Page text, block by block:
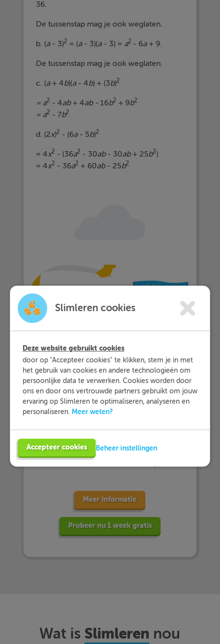
36.
De tussenstap mag je ook weglaten.
b. (a- 3)2 = (a- 3)(a- 3) = a2 - 6a+ 9.
De tussenstap mag je ook weglaten.
c. (a + 4b)(a- 4b) + (3b)2
= a2 - 4ab+ 4ab - 16b2 + 9b2
= a2 - 7b2
d. (2x)2 - (6a- 5b)2
= 4x2 - (36a2 - 30ab- 30ab + 25b2)
= 4x2 - 36a2 + 60ab- 25b2
… meer dan 25.000 leerlingen met
Slimleren oefenen…
… en dat zij Slimleren gemiddeld
beoordelenmet een 9,2!
Meer informatie
Probeer nu 1 week gratis
Wat is Slimleren nou
Slimleren cookies
Deze website gebruikt cookies
door op "Accepteer cookies" te klikken, stem je in met
het gebruik van cookies en andere technologieën om
persoonlijke data te verwerken. Cookies worden door
ons en door ons vertrouwde partners gebruikt om jouw
ervaring op Slimleren te optimaliseren, analyseren en
personaliseren. Meer weten?
Accepteer cookies Beheer instellingen